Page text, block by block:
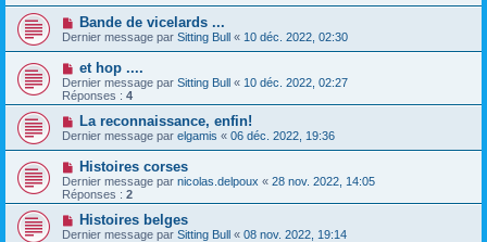
Bande de vicelards ...
Dernier message par Sitting Bull « 10 déc. 2022, 02:30
et hop ....
Dernier message par Sitting Bull « 10 déc. 2022, 02:27
Réponses : 4
La reconnaissance, enfin!
Dernier message par elgamis « 06 déc. 2022, 19:36
Histoires corses
Dernier message par nicolas.delpoux « 28 nov. 2022, 14:05
Réponses : 2
Histoires belges
Dernier message par Sitting Bull « 08 nov. 2022, 19:14